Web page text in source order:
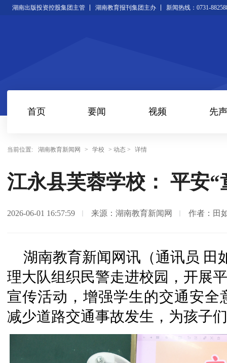
湖南出版投资控股集团主管 湖南教育报刊集团主办 新闻热线：0731-
首页 要闻 视频 先声
当前位置: 湖南教育新闻网 > 学校 > 动态 > 详情
江永县芙蓉学校： 平安“
2026-06-01 16:57:59 来源：湖南教育新闻网 作者：田
湖南教育新闻网讯（通讯员 田
理大队组织民警走进校园，开展
宣传活动，增强学生的交通安
减少道路交通事故发生，为孩子